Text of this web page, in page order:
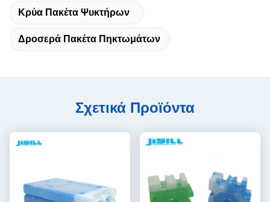
Κρύα Πακέτα Ψυκτήρων
Δροσερά Πακέτα Πηκτωμάτων
Σχετικά Προϊόντα